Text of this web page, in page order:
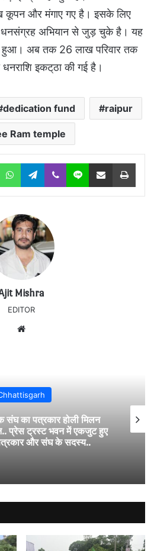
कूपन और मंगाए गए है। इसके लिए
अभियान से जुड़ चुके है। यह
अब तक 26 लाख परिवार तक
इकट्‌ठा की गई है।
dedication fund raipur
Ram temple
WhatsAppTelegram
Viber Line Share via Email Print
Mishra
EDITOR
संघ का पत्रकार होली मिलन
प्रेस ट्रस्ट भवन में एकजुट हुए
और संघ के सदस्य..